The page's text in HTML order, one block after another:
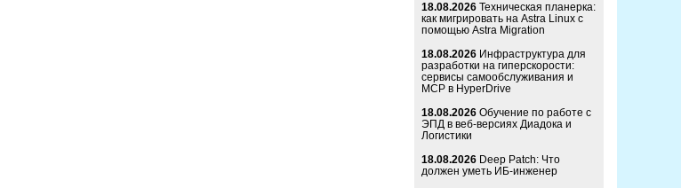
18.08.2026 Техническая планерка:
как мигрировать на Astra Linux с
помощью Astra Migration
18.08.2026 Инфраструктура для
разработки на гиперскорости:
сервисы самообслуживания и
MCP в HyperDrive
18.08.2026 Обучение по работе с
ЭПД в веб-версиях Диадока и
Логистики
18.08.2026 Deep Patch: Что
должен уметь ИБ-инженер